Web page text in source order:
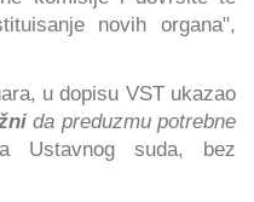
novih organa",
u dopisu VST ukazao
da preduzmu potrebne
Ustavnog suda, bez